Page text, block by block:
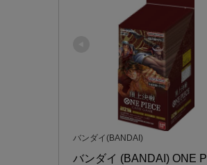
バンダイ(BANDAI)
バンダイ (BANDAI) ONE